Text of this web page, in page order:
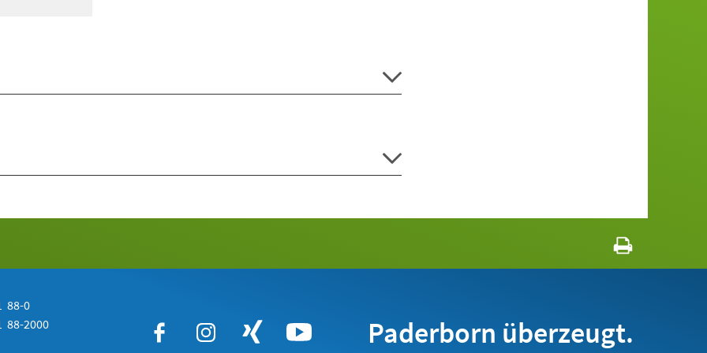
88-0
88-2000 Paderborn überzeugt.